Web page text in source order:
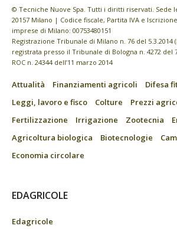
© Tecniche Nuove Spa. Tutti i diritti riservati. Sede
20157 Milano | Codice fiscale, Partita IVA e
imprese di Milano: 00753480151
Registrazione Tribunale di Milano n. 76 del
registrata presso il Tribunale di Bologna n. 4272 del
ROC n. 24344 dell’11 marzo 2014
Attualità Finanziamenti agricoli
Difesa
Leggi, lavoro e fisco
Colture
Prezzi
Fertilizzazione
Irrigazione Zootecnia
Agricoltura biologica
Biotecnologie
Economia circolare
EDAGRICOLE
Edagricole